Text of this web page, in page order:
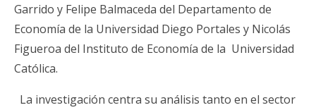
Garrido y Felipe Balmaceda del Departamento de
Economía de la Universidad Diego Portales y Nicolás
Figueroa del Instituto de Economía de la Universidad
Católica.
La investigación centra su análisis tanto en el sector